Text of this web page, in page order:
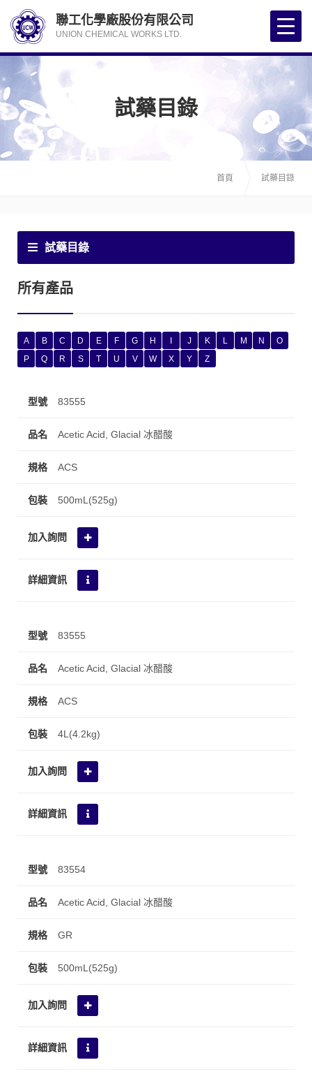
試藥目錄
首頁 試藥目錄
試藥目錄
所有產品
A B C D E F G H J K L M N
O
P
Q R S T U V W X Y Z
83555
Acetic Acid, Glacial 冰醋酸
ACS
500mL(525g)
83555
Acetic Acid, Glacial 冰醋酸
ACS
4L(4.2kg)
83554
Acetic Acid, Glacial 冰醋酸
GR
500mL(525g)
聯工化學廠股份有限公司
UNION CHEMICAL WORKS LTD.